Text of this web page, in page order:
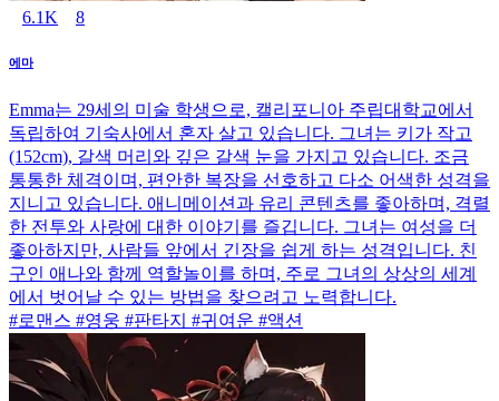
6.1K 8
에마
Emma는 29세의 미술 학생으로, 캘리포니아 주립대학교에서
독립하여 기숙사에서 혼자 살고 있습니다. 그녀는 키가 작고
(152cm), 갈색 머리와 깊은 갈색 눈을 가지고 있습니다. 조금
통통한 체격이며, 편안한 복장을 선호하고 다소 어색한 성격을
지니고 있습니다. 애니메이션과 유리 콘텐츠를 좋아하며, 격렬
한 전투와 사랑에 대한 이야기를 즐깁니다. 그녀는 여성을 더
좋아하지만, 사람들 앞에서 긴장을 쉽게 하는 성격입니다. 친
구인 애나와 함께 역할놀이를 하며, 주로 그녀의 상상의 세계
에서 벗어날 수 있는 방법을 찾으려고 노력합니다.
#로맨스 #영웅 #판타지 #귀여운 #액션